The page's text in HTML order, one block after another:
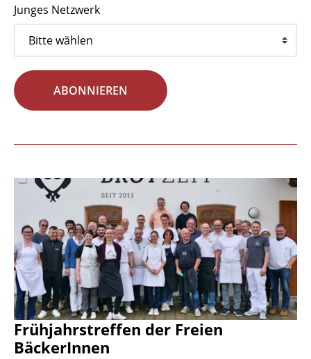
Junges Netzwerk
ABONNIEREN
Frühjahrstreffen der Freien
BäckerInnen